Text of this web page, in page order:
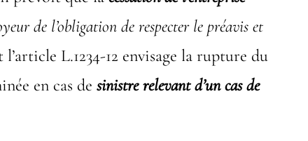
de l’obligation de respecter le préavis et
l’article L.1234-12 envisage la rupture du
en cas de sinistre relevant d’un cas de